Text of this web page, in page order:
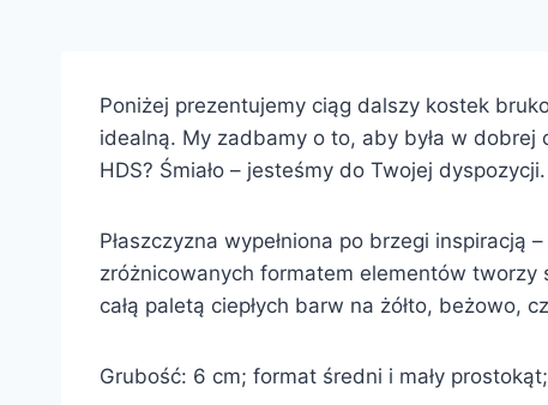
Poniżej prezentujemy ciąg dalszy kostek
idealną. My zadbamy o to, aby była w
HDS? Śmiało – jesteśmy do Twojej dyspozycji.
Płaszczyzna wypełniona po brzegi inspiracją
zróżnicowanych formatem elementów tworzy
całą paletą ciepłych barw na żółto,
Grubość: 6 cm; format średni i mały